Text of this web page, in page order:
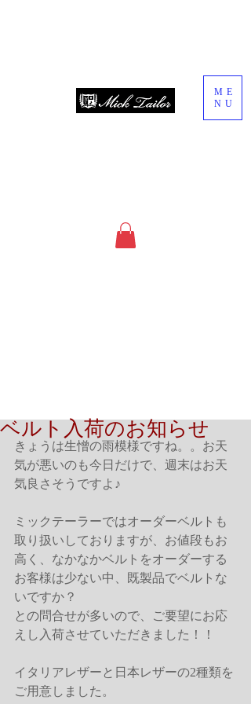
ME
NU
ベルト入荷のお知らせ
きょうは生憎の雨模様ですね。。お天
気が悪いのも今日だけで、週末はお天
気良さそうですよ♪
ミックテーラーではオーダーベルトも
取り扱いしておりますが、お値段もお
高く、なかなかベルトをオーダーする
お客様は少ない中、既製品でベルトな
いですか？
との問合せが多いので、ご要望にお応
えし入荷させていただきました！！
イタリアレザーと日本レザーの2種類を
ご用意しました。